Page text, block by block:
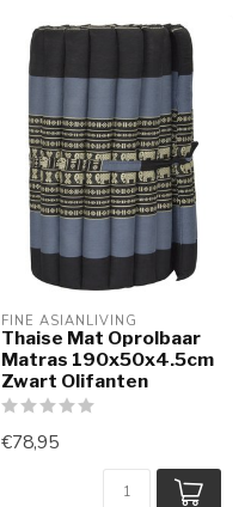
FINE ASIANLIVING
Thaise Mat Oprolbaar
Matras 190x50x4.5cm
Zwart Olifanten
€78,95